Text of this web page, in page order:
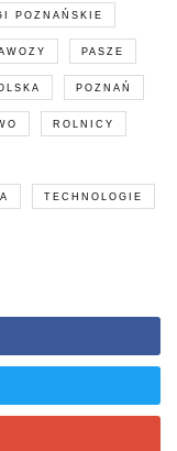
POZNAŃSKIE
PASZE
POZNAŃ
ROLNICY
TECHNOLOGIE